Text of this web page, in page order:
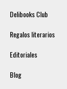
Delibooks Club
Regalos literarios
Editoriales
Blog